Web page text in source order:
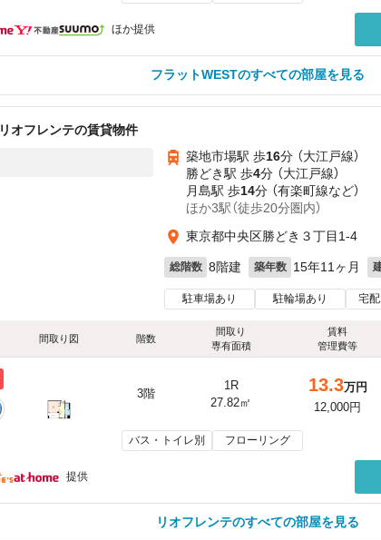
ほか提供
フラットWESTのすべての部屋を見る
リオフレンテの賃貸物件
築地市場駅 歩16分 （大江戸線）
勝どき駅 歩4分 （大江戸線）
月島駅 歩14分 （有楽町線など）
ほか3駅（徒歩20分圏内）
東京都中央区勝どき３丁目1-4
総階数 8階建 築年数 15年11ヶ月
駐車場あり 駐輪場あり 宅
間取り図 階数
間取り
専有面積
賃料
管理費等
3階
1R
27.82㎡
13.3万円
12,000円
バス・トイレ別 フローリング
提供
リオフレンテのすべての部屋を見る